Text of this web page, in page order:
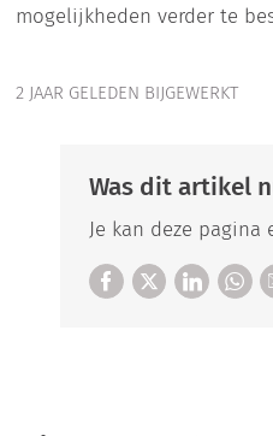
mogelijkheden verder te
2 JAAR GELEDEN BIJGEWERKT
Was dit artikel
Je kan deze